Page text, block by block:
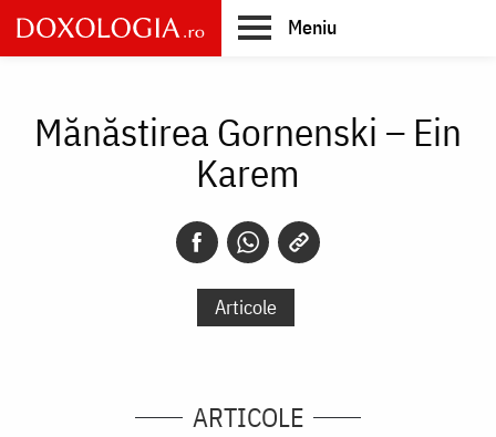
Skip
to
main
Meniu
Mănăstirea Gornenski – Ein
Karem
Articole
ARTICOLE